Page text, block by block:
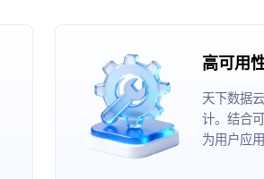
高可用
天下数据
计。结合
为用户应